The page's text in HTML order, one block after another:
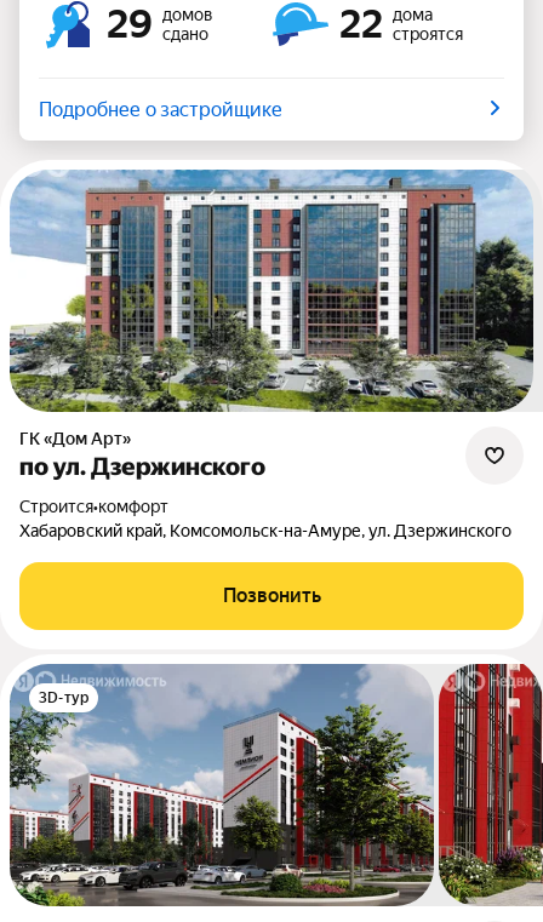
29
домов
сдано
22
дома
строятся
Подробнее о застройщике
ГК «Дом Арт»
по ул. Дзержинского
Строится•комфорт
Хабаровский край, Комсомольск-на-Амуре, ул. Дзержинского
Позвонить
3D-тур